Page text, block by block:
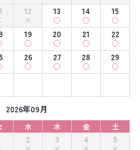
12 13 14
15
19 20 21
22
26 27 28
29
2026年09月
水 木 金 土
2 3 4
5